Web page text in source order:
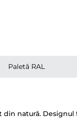
Paletă RAL
natură.